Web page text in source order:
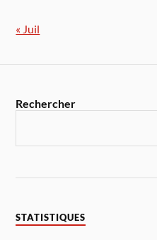
« Juil
Rechercher
STATISTIQUES